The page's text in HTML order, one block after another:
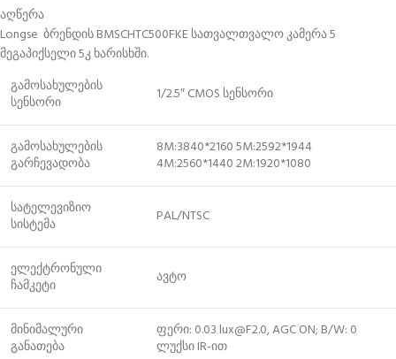
აღწერა
Longse ბრენდის BMSCHTC500FKE სათვალთვალო კამერა 5
მეგაპიქსელი 5კ ხარისხში.
გამოსახულების
სენსორი
1/2.5″ CMOS სენსორი
გამოსახულების
გარჩევადობა
8M:3840*2160 5M:2592*1944
4M:2560*1440 2M:1920*1080
სატელევიზიო
სისტემა
PAL/NTSC
ელექტრონული
ჩამკეტი
ავტო
მინიმალური
განათება
ფერი: 0.03 lux@F2.0, AGC ON; B/W: 0
ლუქსი IR-ით